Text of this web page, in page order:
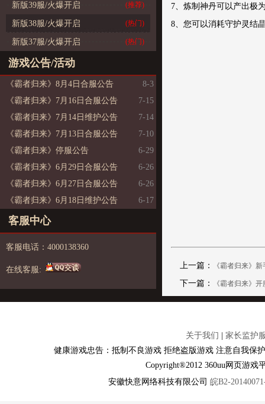
新版39服/火爆开启 (推荐)
新版38服/火爆开启 (热门)
新版37服/火爆开启 (热门)
游戏公告/活动
《霸者归来》8月4日合服公告
8-3
《霸者归来》7月16日合服公告
7-15
《霸者归来》7月14日维护公告
7-14
《霸者归来》7月13日合服公告
7-10
《霸者归来》停服公告
6-29
《霸者归来》6月29日合服公告
6-26
《霸者归来》6月27日合服公告
6-26
《霸者归来》6月18日维护公告
6-17
客服中心
客服电话：4000138360
在线客服:
7、炼制神丹可以产出极
8、您可以消耗守护灵结
上一篇： 《霸者归来》
下一篇： 《霸者归来》
关于我们
家长监护
健康游戏忠告：抵制不良游戏 拒绝盗版游戏 注意自我保
Copyright®2012 360uu网页游
安徽快意网络科技有限公司 皖B2-